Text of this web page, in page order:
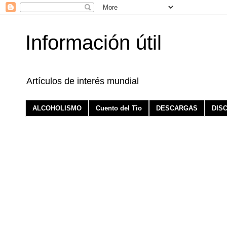
Información útil
Artículos de interés mundial
ALCOHOLISMO Cuento del Tio DESCARGAS